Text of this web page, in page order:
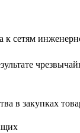
сетям
в закупках